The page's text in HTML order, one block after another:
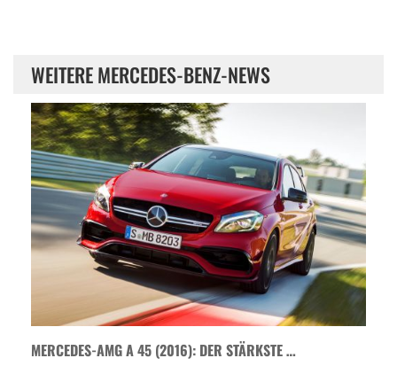
WEITERE MERCEDES-BENZ-NEWS
MERCEDES-AMG A 45 (2016): DER STÄRKSTE …